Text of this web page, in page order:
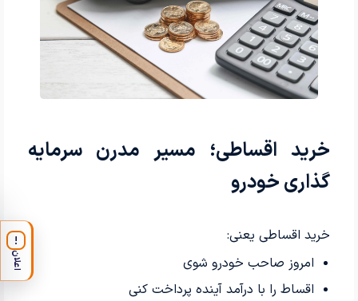
خرید اقساطی؛ مسیر مدرن سرمایه
گذاری خودرو
خرید اقساطی یعنی:
امروز صاحب خودرو شوی
اقساط را با درآمد آینده پرداخت کنی
!
اعلان